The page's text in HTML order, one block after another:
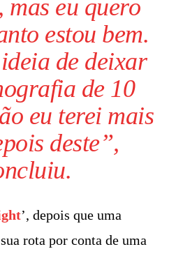
mas eu quero
estou bem.
de deixar
de 10
eu terei mais
deste”,
’, depois que uma
rota por conta de uma